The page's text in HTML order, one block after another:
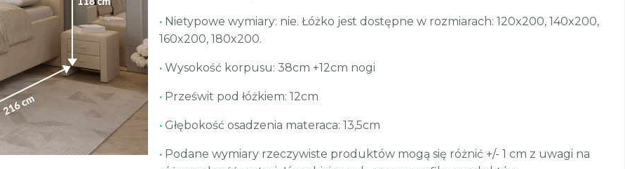
• Nietypowe wymiary: nie. Łóżko jest dostępne w rozmiarach: 120x200, 140x200,
160x200, 180x200.
• Wysokość korpusu: 38cm +12cm nogi
• Prześwit pod łóżkiem: 12cm
• Głębokość osadzenia materaca: 13,5cm
• Podane wymiary rzeczywiste produktów mogą się różnić +/- 1 cm z uwagi na